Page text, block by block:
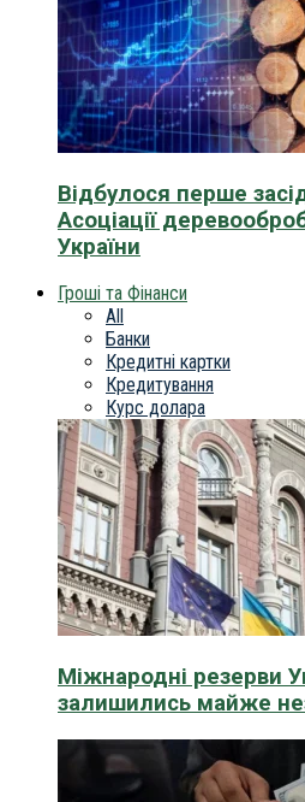
Відбулося перше
Асоціації
України
Гроші та Фінанси
All
Банки
Кредитні картки
Кредитування
Курс долара
Міжнародні резерви
залишились майже